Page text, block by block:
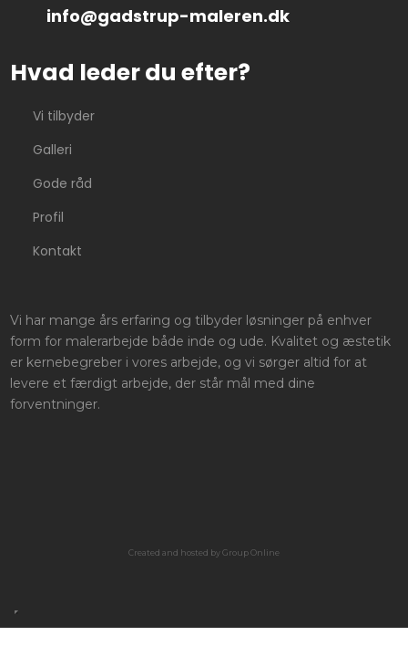
info@gadstrup-maleren.dk
Hvad leder du efter?
Vi tilbyder
Galleri
Gode råd
Profil
Kontakt
Vi har mange års erfaring og tilbyder løsninger på enhver
form for malerarbejde både inde og ude. Kvalitet og æstetik
er kernebegreber i vores arbejde, og vi sørger altid for at
levere et færdigt arbejde, der står mål med dine
forventninger.
Created and hosted by Group Online